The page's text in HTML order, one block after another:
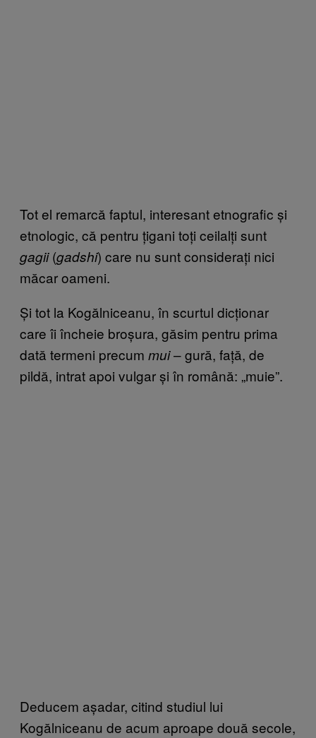
Tot el remarcă faptul, interesant etnografic și
etnologic, că pentru țigani toți ceilalți sunt
gagii(gadshi) care nu sunt considerați nici
măcar oameni.
Și tot la Kogălniceanu, în scurtul dicționar
care îi încheie broșura, găsim pentru prima
dată termeni precum mui– gură, față, de
pildă, intrat apoi vulgar și în română: „muie”.
Deducem așadar, citind studiul lui
Kogălniceanu de acum aproape două secole,